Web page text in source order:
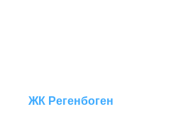
ЖК Регенбоген